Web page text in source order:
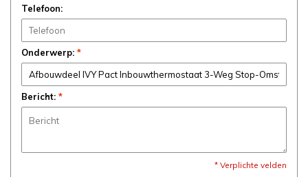
Telefoon:
Onderwerp: *
Bericht: *
* Verplichte velden